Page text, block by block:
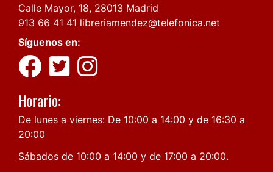
Calle Mayor, 18, 28013 Madrid
913 66 41 41 libreriamendez@telefonica.net
Síguenos en:
Horario:
De lunes a viernes: De 10:00 a 14:00 y de 16:30 a
20:00
Sábados de 10:00 a 14:00 y de 17:00 a 20:00.